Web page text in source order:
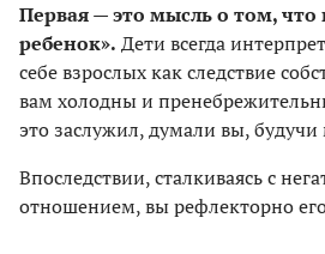
Первая — это мысль о том, что
ребенок». Дети всегда
себе взрослых как следствие
вам холодны и
это заслужил, думали вы,
Впоследствии, сталкиваясь с
отношением, вы рефлекторно